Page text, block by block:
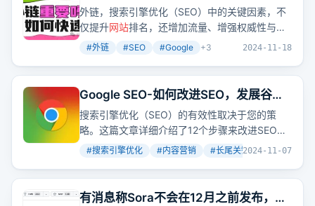
速的给手头网站上外链？
外链，搜索引擎优化（SEO）中的关键因素，不
仅提升网站排名，还增加流量、增强权威性与品
牌知名度。Google评估外链时，会考虑数量、质
#外链 #SEO #Google +3 2024-11-18
Google SEO-如何改进SEO，发展谷歌
网站的12个技巧
搜索引擎优化（SEO）的有效性取决于您的策
略。这篇文章详细介绍了12个步骤来改进SEO，
包括重新设计内容、添加图像视频、针对长尾关
在谷歌上获得更好的排名和更多的潜在客户。
#搜索引擎优化 #内容营销 #长尾关键词 +2
2024-11-07
有消息称Sora不会在12月之前发布，所